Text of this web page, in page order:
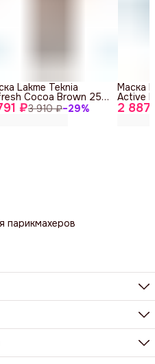
₽3 910 ₽−29%
Lakme Teknia
Cocoa Brown 250
2 887
Маска
Active
парикмахеров